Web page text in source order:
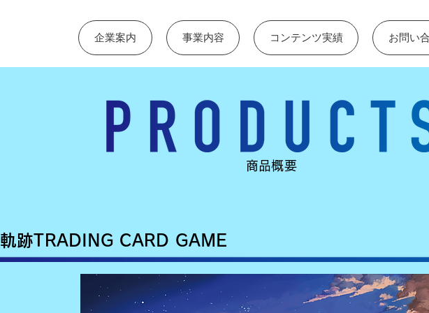
企業案内 事業内容 コンテンツ実績 お問い
​商品概要
軌跡TRADING CARD GAME